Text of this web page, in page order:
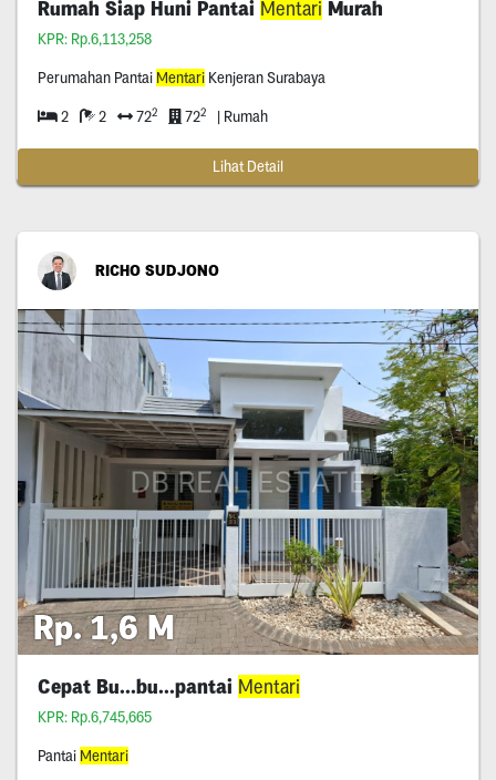
Rumah Siap Huni Pantai Mentari Murah
KPR: Rp.6,113,258
Perumahan Pantai MentariKenjeran Surabaya
2 2 722 722 | Rumah
Lihat Detail
RICHO SUDJONO
Rp. 1,6 M
Cepat Bu...bu...pantai Mentari
KPR: Rp.6,745,665
Pantai Mentari